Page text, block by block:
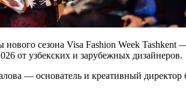
сезона Visa Fashion Week
от узбекских и зарубежных дизайнеров.
— основатель и креативный